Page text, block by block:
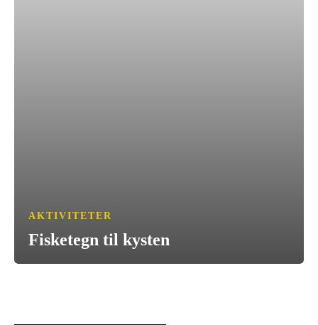
AKTIVITETER
Fisketegn til kysten